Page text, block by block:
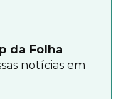
da Folha
notícias em